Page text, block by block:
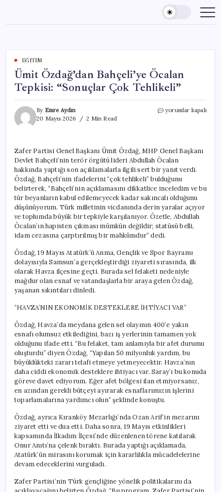
content
EĞITIM
Ümit Özdağ’dan Bahçeli’ye Öcalan
Tepkisi: “Sonuçlar Çok Tehlikeli”
By Emre Aydın
20 Mayıs 2026
2 Min Read
Ümit
“Sonuçlar
Çok
Tehlikeli”
için
yorumlar kapalı
Zafer Partisi Genel Başkanı Ümit Özdağ, MHP Genel Başkanı
Devlet Bahçeli’nin terör örgütü lideri Abdullah Öcalan
hakkında yaptığı son açıklamalarla ilgili sert bir yanıt verdi.
Özdağ, Bahçeli’nin ifadelerini “çok tehlikeli” bulduğunu
belirterek, “Bahçeli’nin açıklamasını dikkatlice inceledim ve bu
tür beyanların kabul edilemeyecek kadar sakıncalı olduğunu
düşünüyorum. Türk milletinin vicdanında derin yaralar açıyor
ve toplumda büyük bir tepkiyle karşılanıyor. Özetle, Abdullah
Öcalan’ın hapisten çıkması mümkün değildir; statüsü belli,
idam cezasına çarptırılmış bir mahkûmdur” dedi.
Özdağ, 19 Mayıs Atatürk’ü Anma, Gençlik ve Spor Bayramı
dolayısıyla Samsun’a gerçekleştirdiği ziyareti sırasında, ilk
olarak Havza ilçesine geçti. Burada sel felaketi nedeniyle
mağdur olan esnaf ve vatandaşlarla bir araya gelen Özdağ,
yaşanan sıkıntıları dinledi.
“HAVZA’NIN EKONOMİK DESTEKLERE İHTİYACI VAR”
Özdağ, Havza’da meydana gelen sel olayının 400’e yakın
esnafı olumsuz etkilediğini, bazı iş yerlerinin tamamen yok
olduğunu ifade etti. “Bu felaket, tam anlamıyla bir afet durumu
oluşturdu” diyen Özdağ, “Yapılan 50 milyonluk yardım, bu
büyüklükteki zararı telafi etmeye yetmeyecektir. Havza’nın
daha ciddi ekonomik desteklere ihtiyacı var. Saray’ı bu konuda
göreve davet ediyorum. Eğer afet bölgesi ilan etmiyorsanız,
en azından gerekli bütçeyi ayırarak esnaflarımızın işlerini
toparlamalarına yardımcı olun” şeklinde konuştu.
Özdağ, ayrıca Kıranköy Mezarlığı’nda Ozan Arif’in mezarını
ziyaret etti ve dua etti. Daha sonra, 19 Mayıs etkinlikleri
kapsamında İlkadım İlçesi’nde düzenlenen törene katılarak
Onur Anıtı’na çelenk bıraktı. Burada yaptığı açıklamada,
Atatürk’ün mirasını korumak için kararlılıkla mücadelelerine
devam edeceklerini vurguladı.
Zafer Partisi’nin Türk gençliğine yönelik politikalarını da